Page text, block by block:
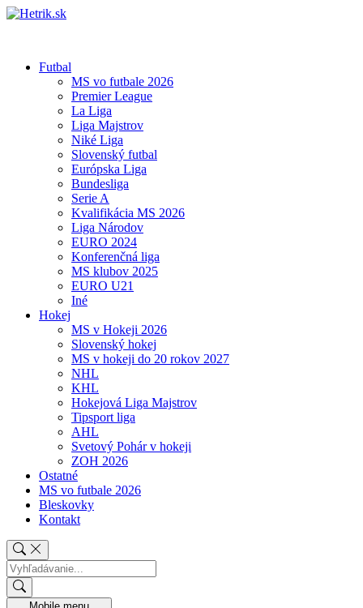
Futbal
MS vo futbale 2026
Premier League
La Liga
Liga Majstrov
Niké Liga
Slovenský futbal
Európska Liga
Bundesliga
Serie A
Kvalifikácia MS 2026
Liga Národov
EURO 2024
Konferenčná liga
MS klubov 2025
EURO U21
Iné
Hokej
MS v Hokeji 2026
Slovenský hokej
MS v hokeji do 20 rokov 2027
NHL
KHL
Hokejová Liga Majstrov
Tipsport liga
AHL
Svetový Pohár v hokeji
ZOH 2026
Ostatné
MS vo futbale 2026
Bleskovky
Kontakt